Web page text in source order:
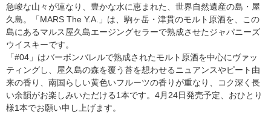
急峻な山々が連なり、豊かな水に恵まれた、世界自然遺産の島・屋
久島。「MARS The Y.A.」は、駒ヶ岳・津貫のモルト原酒を、この
島にあるマルス屋久島エージングセラーで熟成させたジャパニーズ
ウイスキーです。
「#04」はバーボンバレルで熟成されたモルト原酒を中心にヴァッ
ティングし、屋久島の森を覆う苔を想わせるニュアンスやピート由
来の香り、南国らしい黄色いフルーツの香りが重なり、コク深く長
い余韻がお楽しみいただける1本です。4月24日発売予定、おひとり
様1本でお願い申し上げます。